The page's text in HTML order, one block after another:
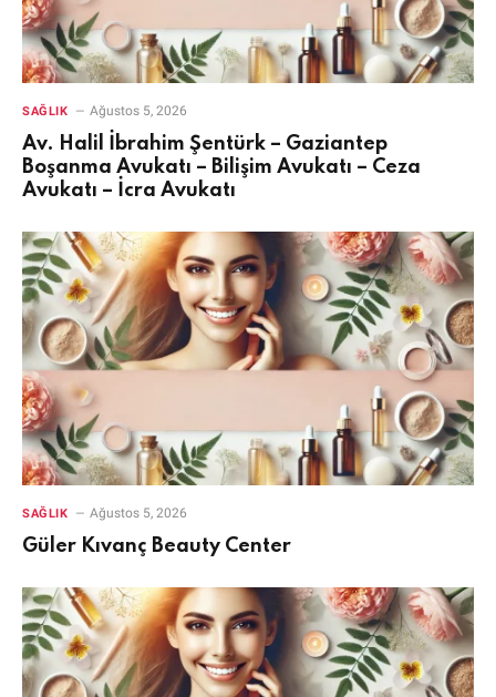
SAĞLIK Ağustos 5, 2026
Av. Halil İbrahim Şentürk – Gaziantep
Boşanma Avukatı – Bilişim Avukatı – Ceza
Avukatı – İcra Avukatı
SAĞLIK Ağustos 5, 2026
Güler Kıvanç Beauty Center